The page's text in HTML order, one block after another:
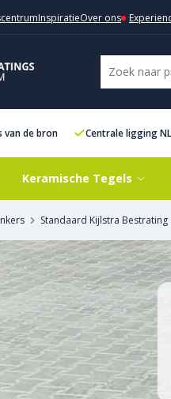
InspiratieOver ons
van de bron Centrale ligging NL
Keramische Tegels
Standaard Kijlstra Bestrating